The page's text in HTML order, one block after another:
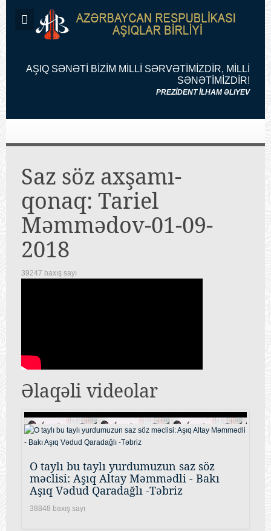
AŞIQ SƏNƏTİ BİZİM MİLLİ SƏRVƏTİMİZDİR, MİLLİ
SƏNƏTİMİZDİR!
PREZİDENT İLHAM ƏLIYEV
Saz söz axşamı-
qonaq: Tariel
Məmmədov-01-09-
2018
39247 baxış sayı
Əlaqəli videolar
O taylı bu taylı yurdumuzun saz söz
məclisi: Aşıq Altay Məmmədli - Bakı
Aşıq Vədud Qaradağlı -Təbriz
38848 baxış sayı